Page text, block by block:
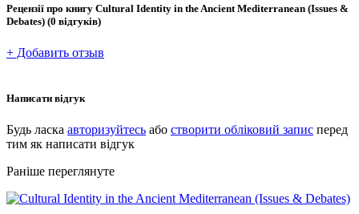
Рецензії про книгу Cultural Identity in the Ancient Mediterranean (Issues &
Debates) (0 відгуків)
+ Добавить отзыв
Написати відгук
Будь ласка авторизуйтесь або створити обліковий запис перед
тим як написати відгук
Раніше переглянуте